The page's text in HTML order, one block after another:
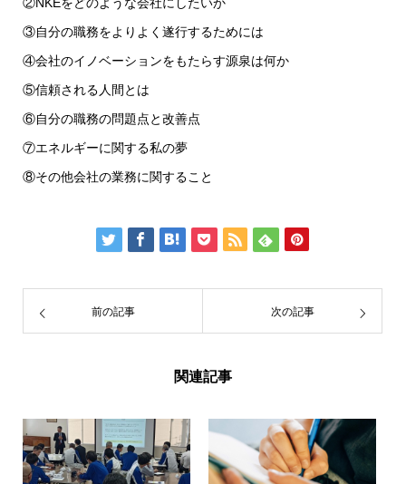
②NKEをどのような会社にしたいか
③自分の職務をよりよく遂行するためには
④会社のイノベーションをもたらす源泉は何か
⑤信頼される人間とは
⑥自分の職務の問題点と改善点
⑦エネルギーに関する私の夢
⑧その他会社の業務に関すること
前の記事 次の記事
関連記事